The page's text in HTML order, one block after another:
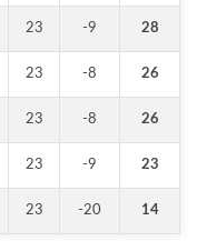
23 -9 28
23 -8 26
23 -8 26
23 -9 23
23 -20 14